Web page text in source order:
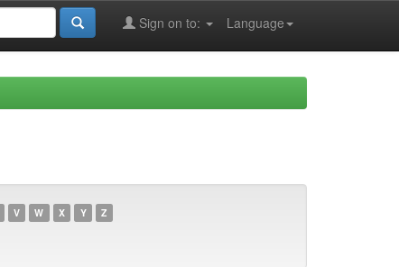
Language
Sign on to:
V W X Y Z